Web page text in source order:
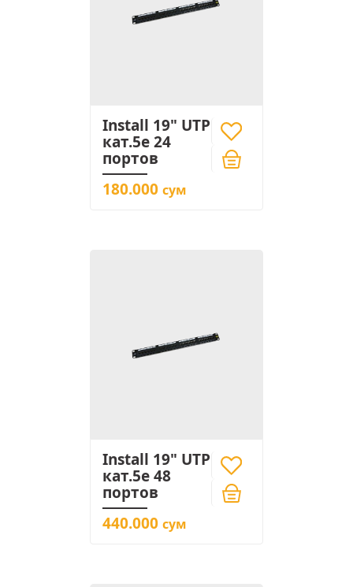
Install 19" UTP
кат.5e 24
портов
180.000 сум
Install 19" UTP
кат.5e 48
портов
440.000 сум